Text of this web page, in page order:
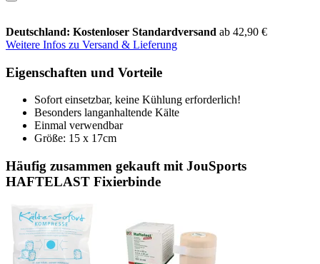
Deutschland: Kostenloser Standardversand ab 42,90 €
Weitere Infos zu Versand & Lieferung
Eigenschaften und Vorteile
Sofort einsetzbar, keine Kühlung erforderlich!
Besonders langanhaltende Kälte
Einmal verwendbar
Größe: 15 x 17cm
Häufig zusammen gekauft mit JouSports
HAFTELAST Fixierbinde